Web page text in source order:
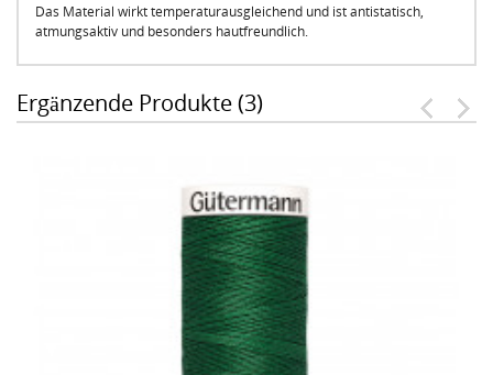
Das Material wirkt temperaturausgleichend und ist antistatisch,
atmungsaktiv und besonders hautfreundlich.
Ergänzende Produkte (3)